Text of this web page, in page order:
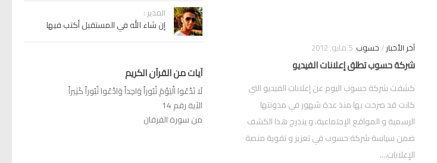
آخر الأخبار/حسوب 5 مايو, 2012
شركة حسوب تطلق إعلانات الفيديو
كشفت شركة حسوب اليوم عن إعلانات الفيديو التي
كانت قد صرحت بها منذ عدة شهور في مدونتها
الرسمية و المواقع الإجتماعية، و ينذرج هذا الكشف
ضمن سياسة شركة حسوب في تعزيز و تقوية منصة
الإعلانات،...
المدير :
إن شاء الله في المستقبل أكتب فيها
آيات من القرآن الكريم
لَا تَدْعُوا الْيَوْمَ ثُبُوراً وَاحِداً وَادْعُوا ثُبُوراً كَثِيراً
الآية رقم 14
من سورة الفرقان